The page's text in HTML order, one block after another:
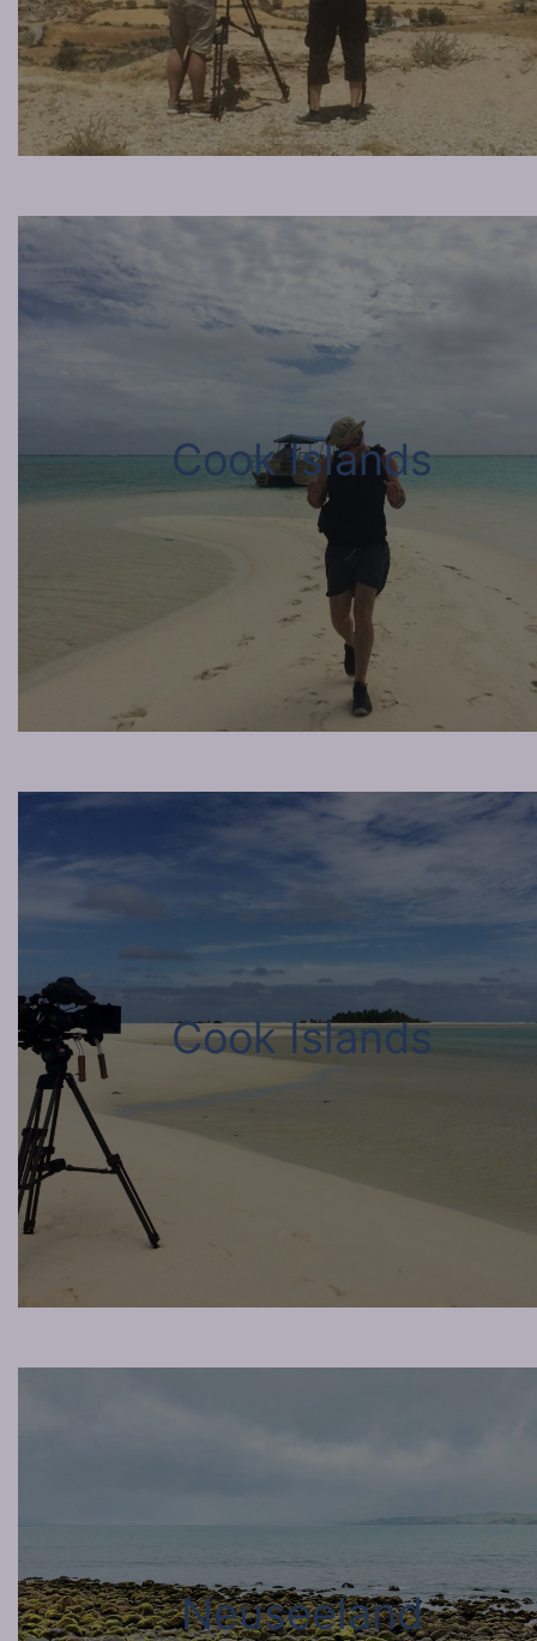
Cook Islands
Cook Islands
Neuseeland